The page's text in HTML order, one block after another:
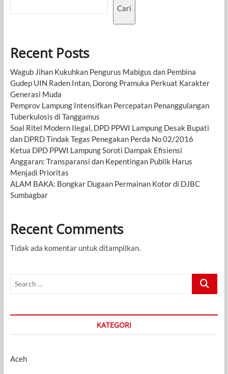
Cari
Recent Posts
Wagub Jihan Kukuhkan Pengurus Mabigus dan Pembina
Gudep UIN Raden Intan, Dorong Pramuka Perkuat Karakter
Generasi Muda
Pemprov Lampung Intensifkan Percepatan Penanggulangan
Tuberkulosis di Tanggamus
Soal Ritel Modern Ilegal, DPD PPWI Lampung Desak Bupati
dan DPRD Tindak Tegas Penegakan Perda No 02/2016
Ketua DPD PPWI Lampung Soroti Dampak Efisiensi
Anggaran: Transparansi dan Kepentingan Publik Harus
Menjadi Prioritas
ALAM BAKA: Bongkar Dugaan Permainan Kotor di DJBC
Sumbagbar
Recent Comments
Tidak ada komentar untuk ditampilkan.
Search
KATEGORI
Aceh